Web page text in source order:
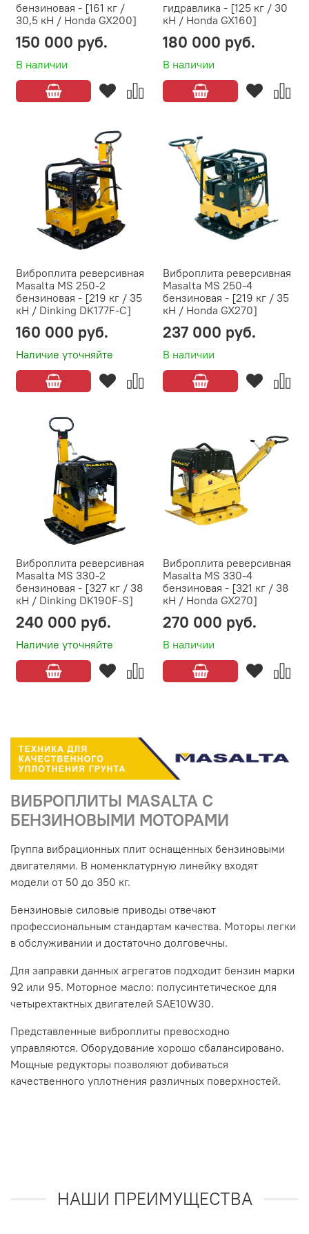
бензиновая - [161 кг /
30,5 кН / Honda GX200]
В наличии
150 000 руб.
гидравлика - [125 кг / 30
кН / Honda GX160]
В наличии
180 000 руб.
Виброплита реверсивная
Masalta MS 250-2
бензиновая - [219 кг / 35
кН / Dinking DK177F-C]
Наличие уточняйте
160 000 руб.
Виброплита реверсивная
Masalta MS 250-4
бензиновая - [219 кг / 35
кН / Honda GX270]
В наличии
237 000 руб.
Виброплита реверсивная
Masalta MS 330-2
бензиновая - [327 кг / 38
кН / Dinking DK190F-S]
Наличие уточняйте
240 000 руб.
Виброплита реверсивная
Masalta MS 330-4
бензиновая - [321 кг / 38
кН / Honda GX270]
В наличии
270 000 руб.
ВИБРОПЛИТЫ MASALTA С
БЕНЗИНОВЫМИ МОТОРАМИ
Группа вибрационных плит оснащенных бензиновыми
двигателями. В номенклатурную линейку входят
модели от 50 до 350 кг.
Бензиновые силовые приводы отвечают
профессиональным стандартам качества. Моторы легки
в обслуживании и достаточно долговечны.
Для заправки данных агрегатов подходит бензин марки
92 или 95. Моторное масло: полусинтетическое для
четырехтактных двигателей SAE10W30.
Представленные виброплиты превосходно
управляются. Оборудование хорошо сбалансировано.
Мощные редукторы позволяют добиваться
качественного уплотнения различных поверхностей.
НАШИ ПРЕИМУЩЕСТВА